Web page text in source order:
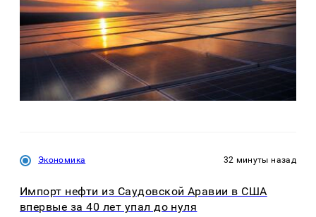
Экономика 32 минуты назад
Импорт нефти из Саудовской Аравии в США
впервые за 40 лет упал до нуля